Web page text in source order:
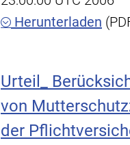
Herunterladen
Urteil_
von
der